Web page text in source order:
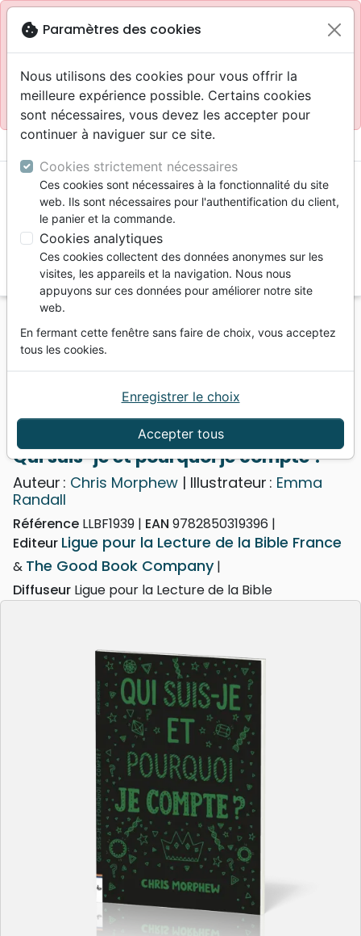
blockSite réservé aux professionnels
Accès pour les professionnels : Se connecter
Site pour le grand public : La Maison de la Bible
menu
Vous ne pouvez pas créer de nouvelle commande
depuis votre pays (United States).
Enfants
Adolescents, Jeunes
12 à 15 ans
Qui suis-je et pourquoi je compte ?
Qui suis-je et pourquoi je compte ?
Auteur : Chris Morphew | Illustrateur : Emma
Randall
Référence LLBF1939 EAN 9782850319396
Editeur Ligue pour la Lecture de la Bible France
& The Good Book Company
Diffuseur Ligue pour la Lecture de la Bible
cookie Paramètres des cookies
Nous utilisons des cookies pour vous offrir la
meilleure expérience possible. Certains cookies
sont nécessaires, vous devez les accepter pour
continuer à naviguer sur ce site.
Cookies strictement nécessaires
Ces cookies sont nécessaires à la fonctionnalité du site
web. Ils sont nécessaires pour l'authentification du client,
le panier et la commande.
Cookies analytiques
Ces cookies collectent des données anonymes sur les
visites, les appareils et la navigation. Nous nous
appuyons sur ces données pour améliorer notre site
web.
En fermant cette fenêtre sans faire de choix, vous acceptez
tous les cookies.
Accepter tous
Enregistrer le choix